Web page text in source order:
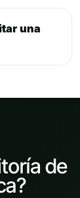
una
de